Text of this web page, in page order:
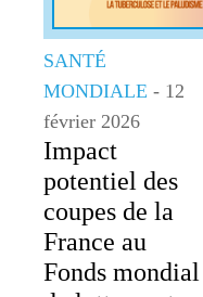
SANTÉ
MONDIALE - 12
février 2026
Impact
potentiel des
coupes de la
France au
Fonds mondial